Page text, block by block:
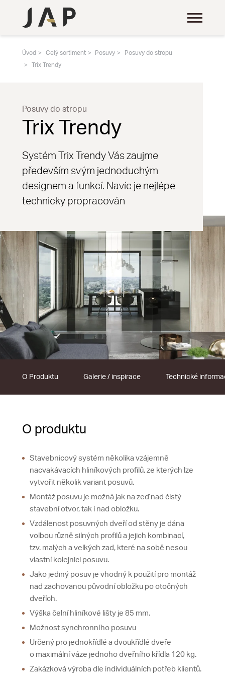
Úvod Celý sortiment Posuvy
Posuvy do stropu
Trix Trendy
Posuvy do stropu
Trix Trendy
Systém Trix Trendy Vás zaujme
především svým jednoduchým
designem a funkcí. Navíc je nejlépe
technicky propracován
O Produktu Galerie / inspirace Technické
O produktu
Stavebnicový systém několika vzájemně
nacvakávacích hliníkových profilů, ze kterých lze
vytvořit několik variant posuvů.
Montáž posuvu je možná jak na zeď nad čistý
stavební otvor, tak i nad obložku.
Vzdálenost posuvných dveří od stěny je dána
volbou různě silných profilů a jejich kombinací,
tzv. malých a velkých zad, které na sobě nesou
vlastní kolejnici posuvu.
Jako jediný posuv je vhodný k použití pro montáž
nad zachovanou původní obložku po otočných
dveřích.
Výška čelní hliníkové lišty je 85 mm.
Možnost synchronního posuvu
Určený pro jednokřídlé a dvoukřídlé dveře
o maximální váze jednoho dveřního křídla 120 kg.
Zakázková výroba dle individuálních potřeb klientů.